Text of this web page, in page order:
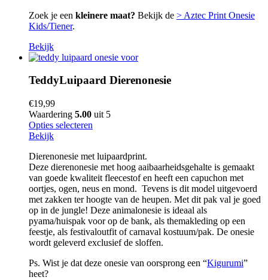
Zoek je een kleinere maat? Bekijk de > Aztec Print Onesie
Kids/Tiener.
Bekijk
TeddyLuipaard Dierenonesie
€19,99
Waardering 5.00 uit 5
Opties selecteren
Bekijk
Dierenonesie met luipaardprint.
Deze dierenonesie met hoog aaibaarheidsgehalte is gemaakt
van goede kwaliteit fleecestof en heeft een capuchon met
oortjes, ogen, neus en mond. Tevens is dit model uitgevoerd
met zakken ter hoogte van de heupen. Met dit pak val je goed
op in de jungle! Deze animalonesie is ideaal als
pyama/huispak voor op de bank, als themakleding op een
feestje, als festivaloutfit of carnaval kostuum/pak. De onesie
wordt geleverd exclusief de sloffen.
Ps. Wist je dat deze onesie van oorsprong een “Kigurumi”
heet?